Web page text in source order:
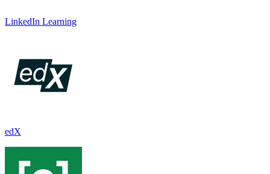
LinkedIn Learnin‪g
edX